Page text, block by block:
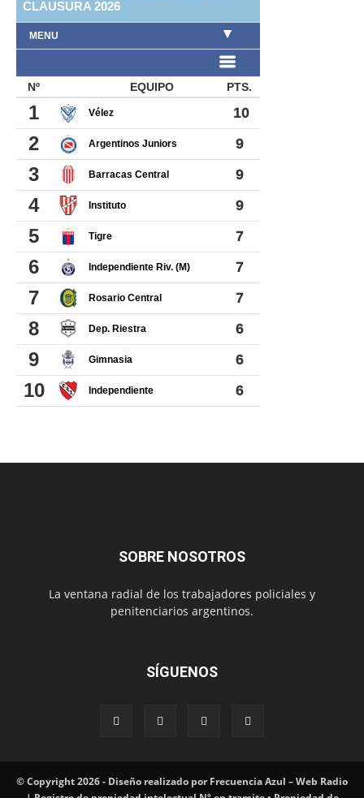
SOBRE NOSOTROS
La ventana radial de los trabajadores policiales y
penitenciarios argentinos.
SÍGUENOS
© Copyright 2026 - Diseño realizado por Frecuencia Azul – Web Radio